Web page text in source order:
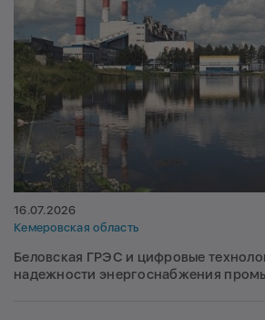
16.07.2026
Кемеровская область
Беловская ГРЭС и цифровые
надежности энергоснабжения